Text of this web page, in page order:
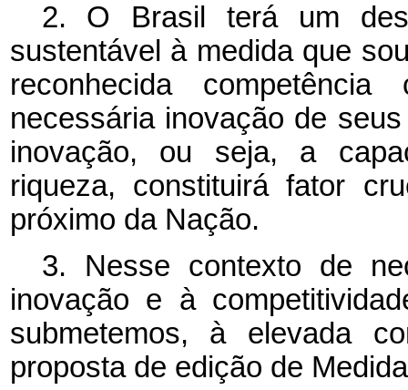
2. O Brasil terá um
sustentável à medida que
reconhecida
necessária inovação de
inovação, ou seja, a
riqueza, constituirá fator
próximo da Nação.
3. Nesse contexto de
inovação e à
submetemos, à elevada
proposta de edição de